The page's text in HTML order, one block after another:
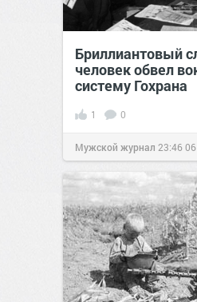
Бриллиантовый
человек обвел
систему Гохрана
1 0
Мужской журнал 23:46